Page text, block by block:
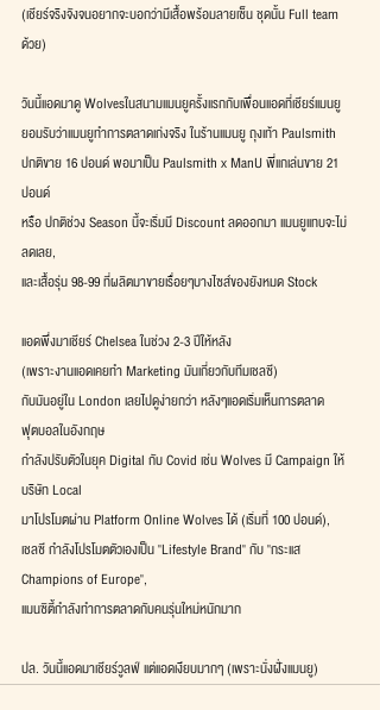
(เชียร์จริงจังจนอยากจะบอกว่ามีเสื้อพร้อมลายเซ็น ชุดนั้น Full team
ด้วย)
วันนี้แอดมาดู Wolvesในสนามแมนยูครั้งแรกกับเพื่อนแอดที่เชียร์แมนยู
ยอมรับว่าแมนยูทำการตลาดเก่งจริง ในร้านแมนยู ถุงเท้า Paulsmith
ปกติขาย 16 ปอนด์ พอมาเป็น Paulsmith x ManU พี่แกเล่นขาย 21
ปอนด์
หรือ ปกติช่วง Season นี้จะเริ่มมี Discount ลดออกมา แมนยูแทบจะไม่
ลดเลย,
และเสื้อรุ่น 98-99 ที่ผลิตมาขายเรื่อยๆบางไซส์ของยังหมด Stock
แอดพึ่งมาเชียร์ Chelsea ในช่วง 2-3 ปีให้หลัง
(เพราะงานแอดเคยทำ Marketing มันเกี่ยวกับทีมเชลซี)
กับมันอยู่ใน London เลยไปดูง่ายกว่า หลังๆแอดเริ่มเห็นการตลาด
ฟุตบอลในอังกฤษ
กำลังปรับตัวในยุค Digital กับ Covid เช่น Wolves มี Campaign ให้
บริษัท Local
มาโปรโมตผ่าน Platform Online Wolves ได้ (เริ่มที่ 100 ปอนด์),
เชลซี กำลังโปรโมตตัวเองเป็น "Lifestyle Brand" กับ "กระแส
Champions of Europe",
แมนซิตี้กำลังทำการตลาดกับคนรุ่นใหม่หนักมาก
ปล. วันนี้แอดมาเชียร์วูลฟ์ แต่แอดเงียบมากๆ (เพราะนั่งฝั่งแมนยู)